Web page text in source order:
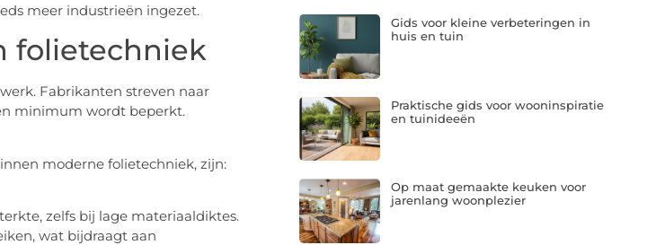
meer industrieën ingezet.
folietechniek
Fabrikanten streven naar
minimum wordt beperkt.
moderne folietechniek, zijn:
zelfs bij lage materiaaldiktes.
wat bijdraagt aan
Gids voor kleine verbeteringen in
huis en tuin
Praktische gids voor wooninspiratie
en tuinideeën
Op maat gemaakte keuken voor
jarenlang woonplezier